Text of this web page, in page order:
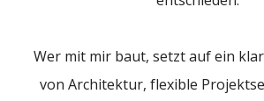
Wer mit mir baut, setzt auf ein
von Architektur, flexible